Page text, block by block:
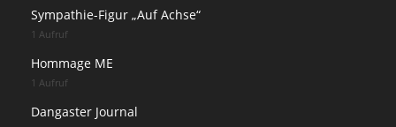
Sympathie-Figur „Auf Achse“
1 Aufruf
Hommage ME
1 Aufruf
Dangaster Journal